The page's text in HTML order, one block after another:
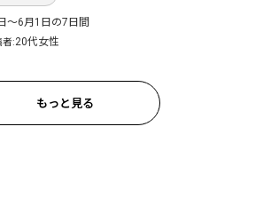
〜6月1日の7日間
者 20代女性
もっと見る